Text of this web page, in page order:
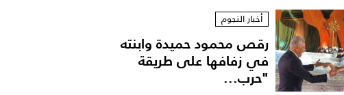
هنا الزاهد وخطيبها السابق هشام جمال
أخبار النجوم
رقص محمود حميدة وابنته
في زفافها على طريقة
"حرب...